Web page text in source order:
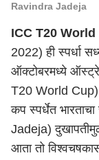
Ravindra Jadeja
ICC T20 World
2022) ही स्पर्धा
ऑक्टोबरमध्ये
T20 World Cup)
कप स्पर्धेत
Jadeja)
आता तो